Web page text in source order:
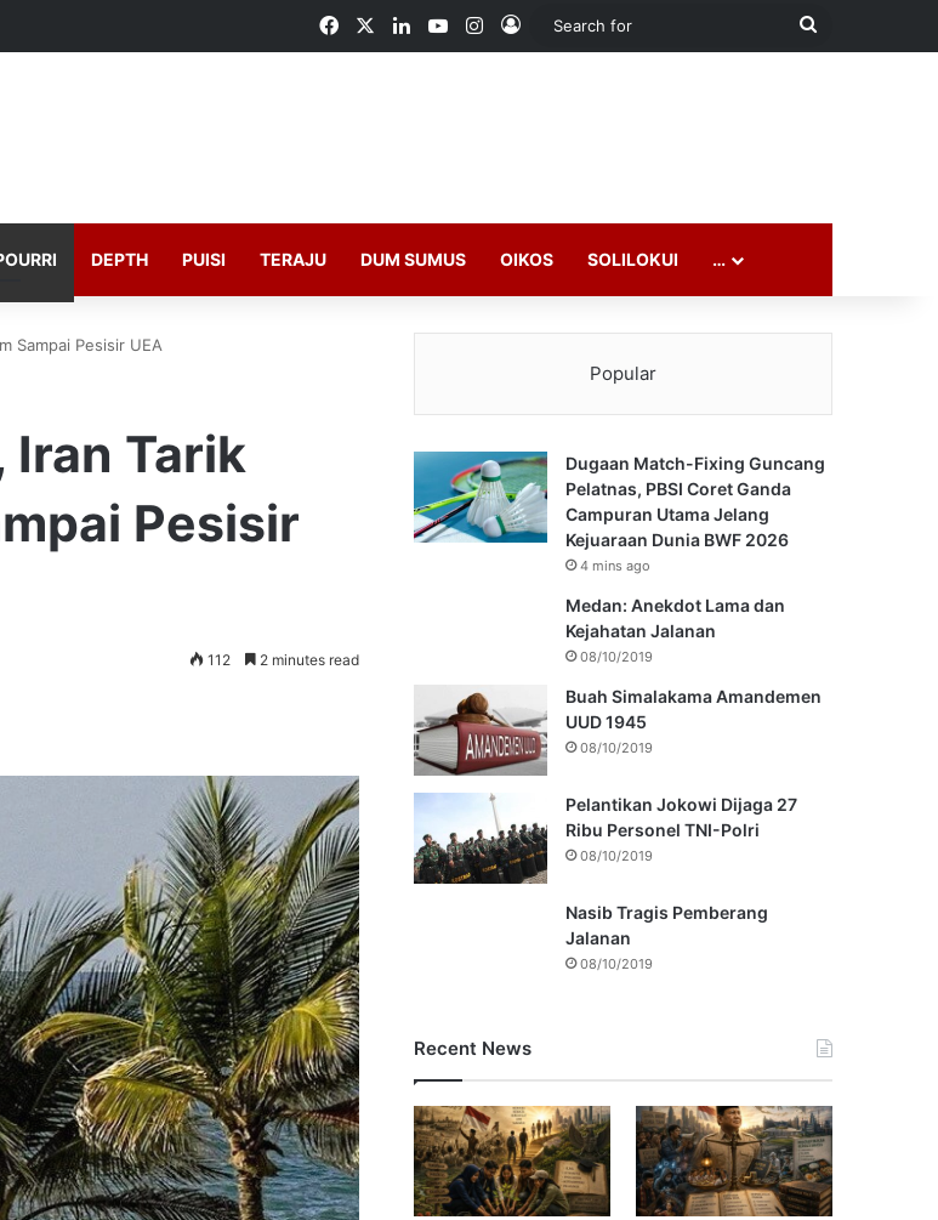
FacebookLinkedInYouTubeInstagram
Log In
Search
DEPTH PUISI TERAJU DUM SUMUS OIKOS SOLILOKUI …
Sampai Pesisir UEA
Iran Tarik
Pesisir
112 2 minutes read
Popular
Dugaan Match-Fixing Guncang
Pelatnas, PBSI Coret Ganda
Campuran Utama Jelang
Kejuaraan Dunia BWF 2026
4 mins ago
Medan: Anekdot Lama dan
Kejahatan Jalanan
08/10/2019
Buah Simalakama Amandemen
UUD 1945
08/10/2019
Pelantikan Jokowi Dijaga 27
Ribu Personel TNI-Polri
08/10/2019
Nasib Tragis Pemberang
Jalanan
08/10/2019
Recent News